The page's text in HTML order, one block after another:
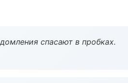
спасают в пробках.